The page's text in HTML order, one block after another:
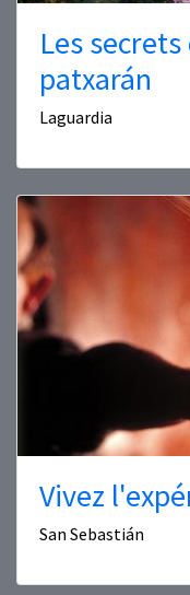
Les
patxarán
Laguardia
Vivez
San Sebastián